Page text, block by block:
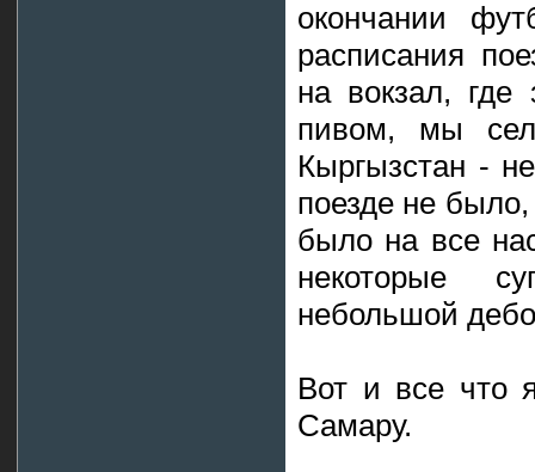
окончании
расписания
на вокзал, где
пивом, мы
Кыргызстан -
поезде не
было на все
некоторые
небольшой
Вот и все что
Самару.